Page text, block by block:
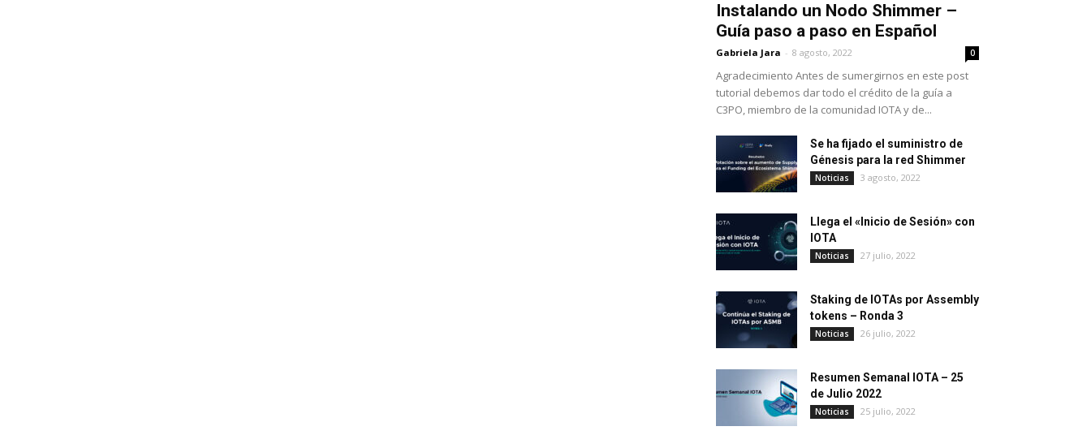
Instalando un Nodo Shimmer –
Guía paso a paso en Español
Gabriela Jara - 8 agosto, 2022 0
Agradecimiento Antes de sumergirnos en este post
tutorial debemos dar todo el crédito de la guía a
C3PO, miembro de la comunidad IOTA y de...
Se ha fijado el suministro de
Génesis para la red Shimmer
Noticias 3 agosto, 2022
Llega el «Inicio de Sesión» con
IOTA
Noticias 27 julio, 2022
Staking de IOTAs por Assembly
tokens – Ronda 3
Noticias 26 julio, 2022
Resumen Semanal IOTA – 25
de Julio 2022
Noticias 25 julio, 2022